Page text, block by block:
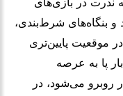
بنگاه‌های شرط‌بندی،
در موقعیت پایین‌تری
پا به عرصه
روبرو می‌شود، در